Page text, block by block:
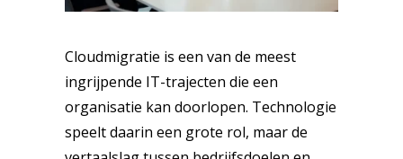
Cloudmigratie is een van de meest
ingrijpende IT-trajecten die een
organisatie kan doorlopen. Technologie
speelt daarin een grote rol, maar de